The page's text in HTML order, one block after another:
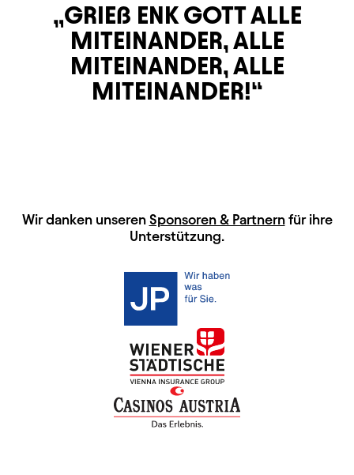
GRIEß ENK GOTT ALLE
MITEINANDER, ALLE
MITEINANDER, ALLE
MITEINANDER!
HAUPTSPONSOREN
Wir danken unseren Sponsoren & Partnernfür ihre
Unterstützung.